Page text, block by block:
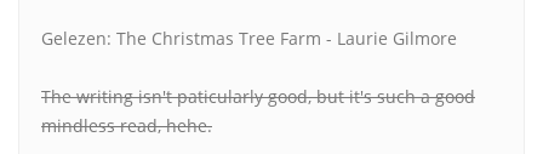
Gelezen: The Christmas Tree Farm - Laurie Gilmore
The writing isn't paticularly good, but it's such a good
mindless read, hehe.